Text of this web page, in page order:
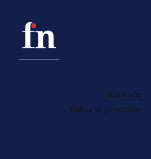
Sobre nós
Política de privacidade